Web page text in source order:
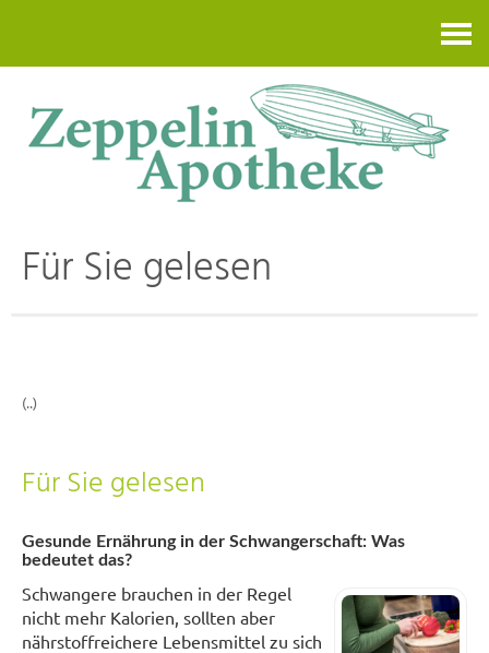
Für Sie gelesen
(..)
Für Sie gelesen
Gesunde Ernährung in der Schwangerschaft: Was
bedeutet das?
Schwangere brauchen in der Regel
nicht mehr Kalorien, sollten aber
nährstoffreichere Lebensmittel zu sich